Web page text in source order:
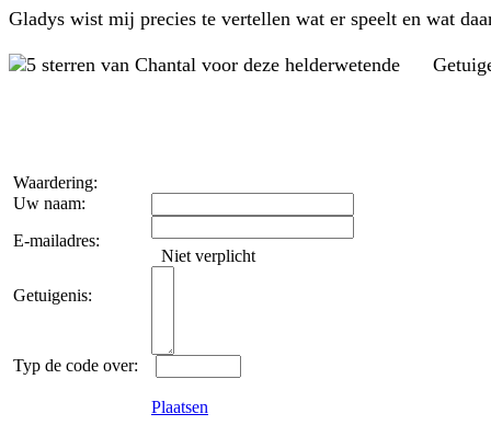
Gladys wist mij precies te vertellen wat er speelt en wat
Waardering:
Uw naam:
E-mailadres:
Niet verplicht
Getuigenis:
Typ de code over:
Plaatsen